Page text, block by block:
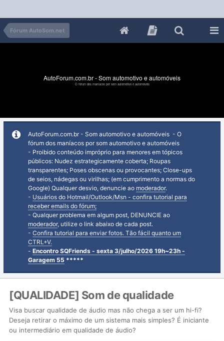
Fórum AutoSom.net
AutoForum.com.br - Som automotivo e automóveis
O fórum dos maníacos por som automotivo e automóveis
AutoForum.com.br - Som automotivo e automóveis - O
fórum dos maníacos por som automotivo e automóveis
- Proibido conteúdo impróprio para menores em tópicos
públicos: Nudez estrategicamente coberta; Roupas
transparentes; Poses obscenas ou provocantes; Close-ups
de seios, nádegas ou virilhas; (em cumprimento a normas do
Google) Qualquer desvio, denuncie ao moderador.
- Usuários do Hotmail/Outlook/Msn - confira tutorial para
receber emails do fórum;
- Qualquer problema em algum post, DENUNCIE ao
moderador, utilize o link abaixo de cada post.
- Confira tutorial para enviar fotos. Tão fácil quanto um
CTRL+V.
- Encontro SQFriends - sexta 3/julho/2026 19h~23h -
Garagem 55 *****
[QUALIDADE] Som de qualidade
Visa buscar qualidade de áudio mas não chega a ser um hi-fi?
Deseja retirar o máximo de um sistema mais simples? É iniciante
ou intermediário em qualidade de áudio?